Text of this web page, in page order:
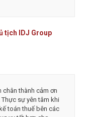
công nghệ phân
luật và dịch vụ kế
độ làm việc. Tôi rất
đặc biệt là